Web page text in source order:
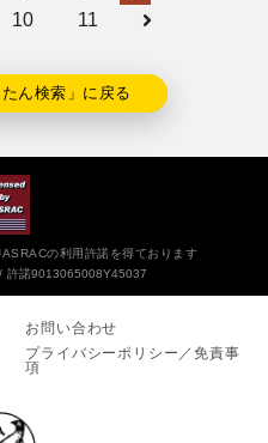
10 11
ん検索」に戻る
の利用許諾を得ております
許諾9013065008Y45037
お問い合わせ
プライバシーポリシー／免責事
項